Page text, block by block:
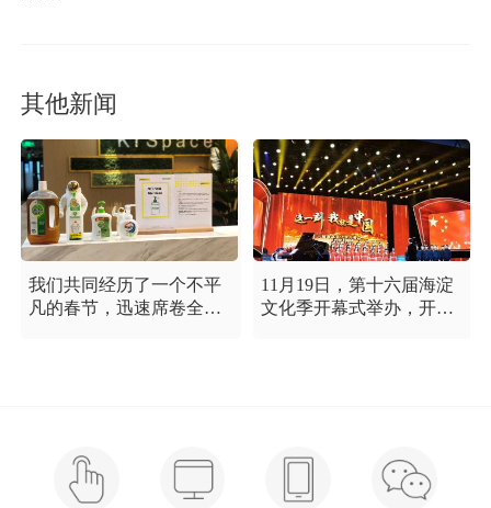
其他新闻
我们共同经历了一个不平
凡的春节，迅速席卷全国
11月19日，第十六届海淀
文化季开幕式举办，开幕
结、特别讲奉献的一流精
神风貌，以及催人泪下的